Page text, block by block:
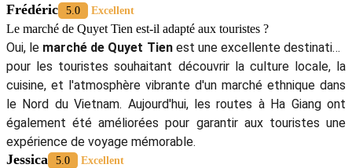
Frédéric 5.0 Excellent
Le marché de Quyet Tien est-il adapté aux touristes ?
Oui, le marché de Quyet Tienest une excellente destination
pour les touristes souhaitant découvrir la culture locale, la
cuisine, et l'atmosphère vibrante d'un marché ethnique dans
le Nord du Vietnam. Aujourd'hui, les routes à Ha Giang ont
également été améliorées pour garantir aux touristes une
expérience de voyage mémorable.
Jessica 5.0 Excellent